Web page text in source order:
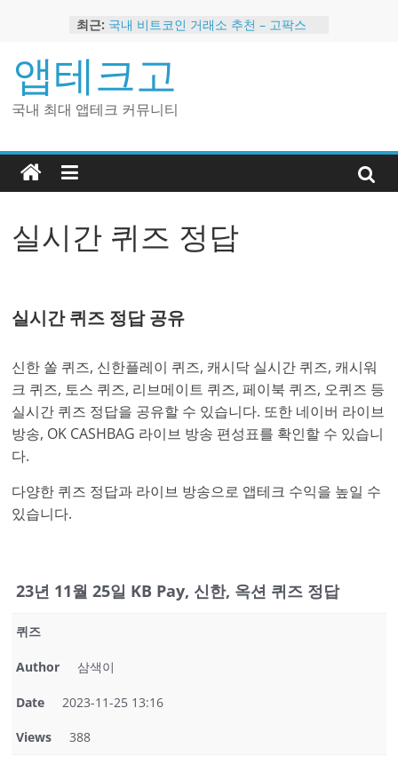
content
최근: 국내 비트코인 거래소 추천 – 고팍스
트
2024 강력히 추천하는 은행 멤버십 현
금 앱테크
해외 코인 거래소 추천 순위 BEST 2
앱테크고
국내 최대 앱테크 커뮤니티
실시간 퀴즈 정답
실시간 퀴즈 정답 공유
신한 쏠 퀴즈, 신한플레이 퀴즈, 캐시닥 실시간 퀴즈, 캐시워
크 퀴즈, 토스 퀴즈, 리브메이트 퀴즈, 페이북 퀴즈, 오퀴즈 등
실시간 퀴즈 정답을 공유할 수 있습니다. 또한 네이버 라이브
방송, OK CASHBAG 라이브 방송 편성표를 확인할 수 있습니
다.
다양한 퀴즈 정답과 라이브 방송으로 앱테크 수익을 높일 수
있습니다.
23년 11월 25일 KB Pay, 신한, 옥션 퀴즈 정답
퀴즈
Author 삼색이
Date 2023-11-25 13:16
Views 388